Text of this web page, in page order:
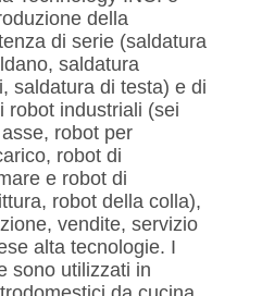
della
di serie (saldatura
saldatura
saldatura di testa) e di
robot industriali (sei
robot per
robot di
e robot di
robot della colla),
vendite, servizio
alta tecnologie. I
sono utilizzati in